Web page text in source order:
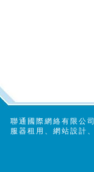
聯通國際網絡有限公
服器租用、網站設計